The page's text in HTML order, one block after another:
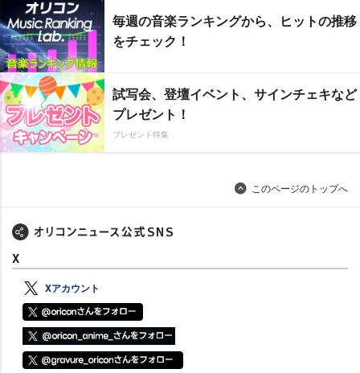
毎週の音楽ランキングから、ヒットの推移
をチェック！
試写会、登壇イベント、サインチェキなど
プレゼント！
プレゼント特集
このページのトップへ
X
Xアカウント